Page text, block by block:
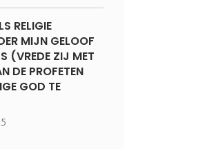
RELIGIE
MIJN GELOOF
(VREDE ZIJ MET
DE PROFETEN
GOD TE